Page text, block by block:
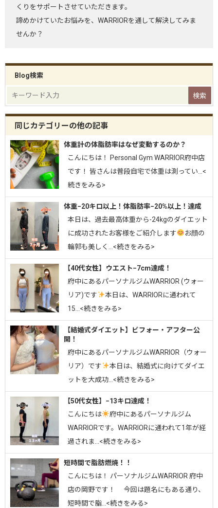
くりをサポートさせていただきます。
諦めかけていたお悩みを、WARRIORを通して解決してみま
せんか？
Blog検索
同じカテゴリーの他の記事
体重計の体脂肪率はなぜ変動するのか？
こんにちは！ Personal Gym WARRIOR府中店
です！ 皆さんは普段自宅で体重は測ってい…<
続きをみる>
体重−20キロ以上！体脂肪率−20%以上！達成
⁡本日は、過去最高体重から-24kgのダイエット
に成功されたお客様をご紹介します
お顔の
輪郭も美しく…<続きをみる>
【40代女性】ウエスト−7cm達成！
府中にあるパーソナルジムWARRIOR (ウォー
リア)です
⁡⁡本日は、WARRIORに通われて
15…<続きをみる>
【結婚式ダイエット】ビフォー・アフター公
開！
府中にあるパーソナルジムWARRIOR（ウォー
リア）です
⁡本日は、結婚式に向けてダイエ
ットを大成功…<続きをみる>
【50代女性】−13キロ達成！
こんにちは
府中にあるパーソナルジム
WARRIORです。⁡WARRIORに通われて1年が経
過されま…<続きをみる>
短時間で脂肪燃焼！！
こんにちは！ パーソナルジムWARRIOR 府中
店の岡野です！ 今回は題名にもある通り、
短時間で脂…<続きをみる>